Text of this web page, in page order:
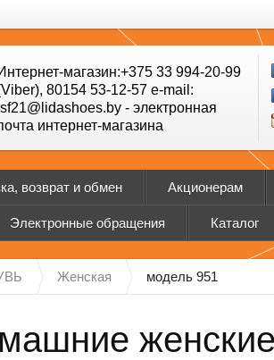
магазин:+375 33 994-20-99
80154 53-12-57 e-mail:
lsf21@lidashoes.by - электронная
интернет-магазина
возврат и обмен Акционерам
Электронные обращения Каталог
Женская модель 951